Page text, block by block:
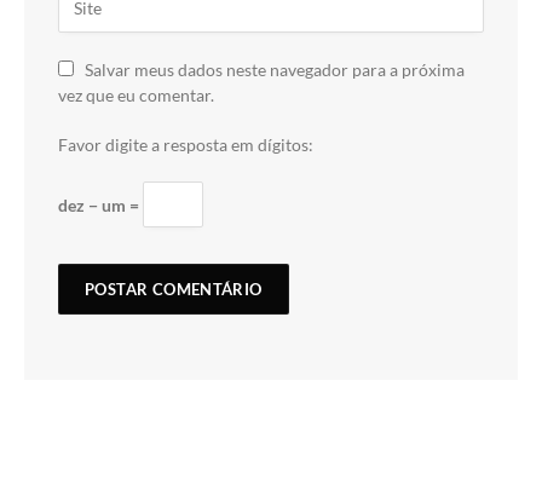
Salvar meus dados neste navegador para a próxima
vez que eu comentar.
Favor digite a resposta em dígitos:
dez − um =